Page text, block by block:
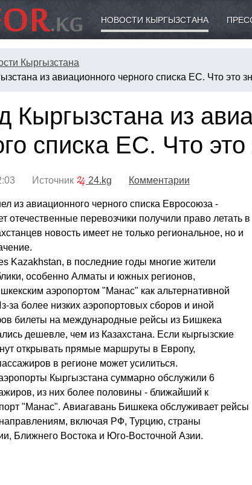
НОВОСТИ КЫРГЫЗСТАНА
Кыргызстана
из авиационного черного списка ЕС. Что это
Кыргызстана из
списка ЕС. Что
Источник 24.kg Комментарии
из авиационного черного списка Евросоюза -
отечественные перевозчики получили право летать в
новость имеет не только региональное, но и
Kazakhstan, в последние годы многие жители
особенно Алматы и южных регионов,
аэропортом "Манас" как альтернативной
за более низких аэропортовых сборов и иной
билеты на международные рейсы из Бишкека
дешевле, чем из Казахстана. Если кыргызские
открывать прямые маршруты в Европу,
в регионе может усилиться.
Кыргызстана суммарно обслужили 6
из них более половины - ближайший к
"Манас". Авиагавань Бишкека обслуживает рейсы
включая РФ, Турцию, страны
Ближнего Востока и Юго-Восточной Азии.